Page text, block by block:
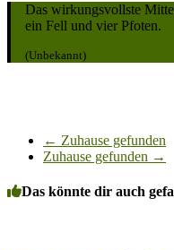
Das wirkungsvollste
ein Fell und vier Pfoten.
(Unbekannt)
← Zuhause gefunden
Zuhause gefunden →
Das könnte dir auch